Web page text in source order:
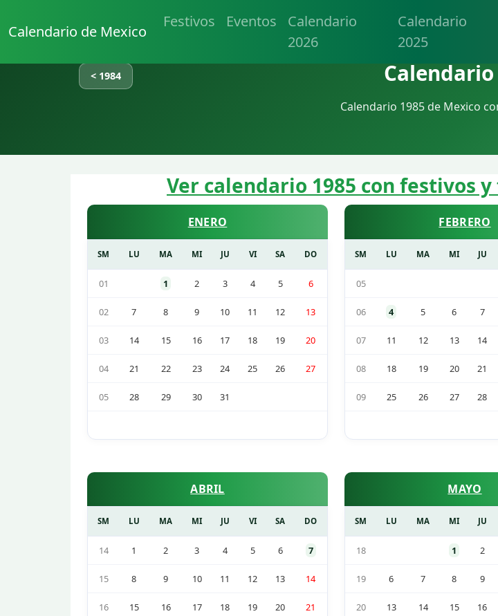
Calendario de Mexico
Festivos Eventos
Calendario
2026
Calendario
2025
< 1984 Calendario
Calendario 1985 de Mexico
Ver calendario 1985 con festivos
ENERO
SM LU MA MI JU VI SA DO
01 1 2 3 4 5 6
02 7 8 9 10 11 12 13
03 14 15 16 17 18 19 20
04 21 22 23 24 25 26 27
05 28 29 30 31
FEBRERO
SM LU MA MI JU
05
06 4 5 6 7
07 11 12 13 14
08 18 19 20 21
09 25 26 27 28
ABRIL
SM LU MA MI JU VI SA DO
14 1 2 3 4 5 6 7
15 8 9 10 11 12 13 14
16 15 16 17 18 19 20 21
MAYO
SM LU MA MI JU
18 1 2
19 6 7 8 9
20 13 14 15 16